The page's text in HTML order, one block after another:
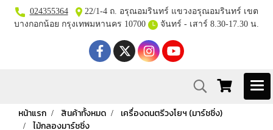
024355364
22/1-4 ถ. อรุณอมรินทร์ แขวงอรุณอมรินทร์ เขต
บางกอกน้อย กรุงเทพมหานคร 10700
จันทร์ - เสาร์ 8.30-17.30 น.
หน้าแรก สินค้าทั้งหมด
เครื่องดนตรีวงโยฯ (มาร์ชชิ่ง)
ไม้กลองมาร์ชชิ่ง